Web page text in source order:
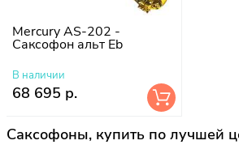
Mercury AS-202 -
Саксофон альт Eb
В наличии
68 695 р.
Саксофоны, купить по лучшей